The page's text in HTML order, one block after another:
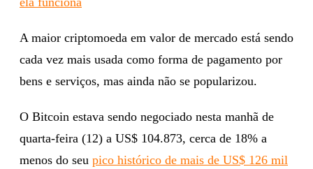
A maior criptomoeda em valor de mercado está sendo
cada vez mais usada como forma de pagamento por
bens e serviços, mas ainda não se popularizou.
O Bitcoin estava sendo negociado nesta manhã de
quarta-feira (12) a US$ 104.873, cerca de 18% a
menos do seu pico histórico de mais de US$ 126 mil